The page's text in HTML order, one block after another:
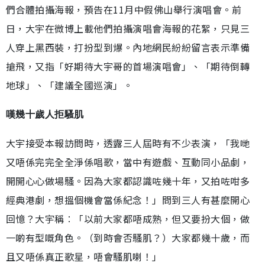
們合體拍攝海報，預告在11月中假佛山舉行演唱會。前
日，大宇在微博上載他們拍攝演唱會海報的花絮，只見三
人穿上黑西裝，打扮型到爆。內地網民紛紛留言表示準備
搶飛，又指「好期待大宇哥的首場演唱會」、「期待倒轉
地球」、「建議全國巡演」。
嘆幾十歲人拒騷肌
大宇接受本報訪問時，透露三人屆時有不少表演，「我哋
又唔係完完全全淨係唱歌，當中有遊戲、互動同小品劇，
開開心心做場騷。因為大家都認識咗幾十年，又拍咗咁多
經典港劇，想搵個機會當係紀念！」問到三人有甚麼開心
回憶？大宇稱︰「以前大家都唔成熟，但又要扮大個，做
一啲有型嘅角色。（到時會否騷肌？）大家都幾十歲，而
且又唔係真正歌星，唔會騷肌喇！」